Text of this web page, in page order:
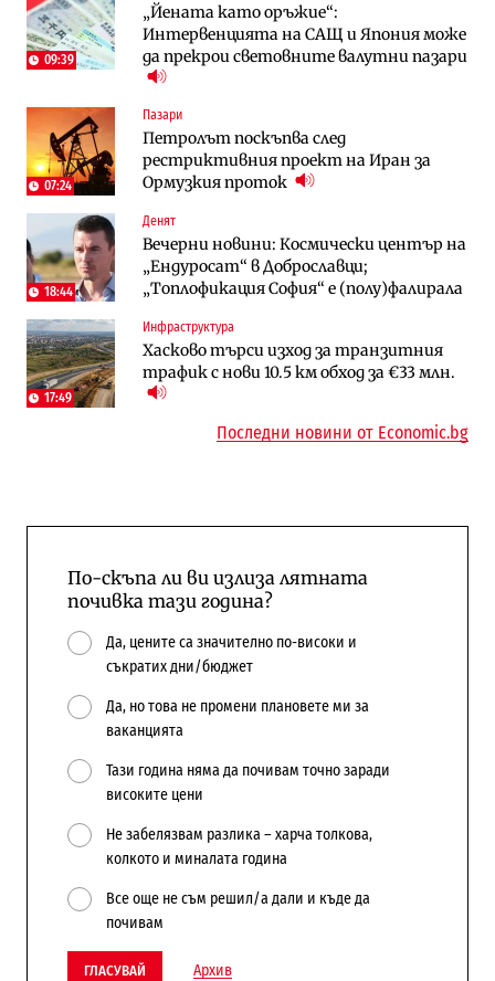
09:39
„Йената като оръжие“:
Интервенцията на САЩ и Япония може
да прекрои световните валутни пазари
07:24
Пазари
Петролът поскъпва след
рестриктивния проект на Иран за
Ормузкия проток
18:44
Денят
Вечерни новини: Космически център на
„Ендуросат“ в Доброславци;
„Топлофикация София“ e (полу)фалирала
17:49
Инфраструктура
Хасково търси изход за транзитния
трафик с нови 10.5 км обход за €33 млн.
Vivacom предлага над 150 устройства с
90% отстъпка през август
АЕЦ „Козлодуй“ ще работи само още
няколко седмици, ако сушата продължи
Трафикът толкова е намалял, че големи
медии обмислят да се откажат
напълно от Google
Общините вече зависят от
централната власт за 75% от
бюджетите си
Последни дни с обозначаване на цените
в лева: Какво предстои?
Столична община избра изпълнител за
преместването на трамвайното
трасе по бул. „Скобелев“
Жилищата в България поскъпват при
намаляващо население и все повече
сгради
А1 отново е лидер при технологичните
компании и системните интегратори
Последни новини от Economic.bg
По-скъпа ли ви излиза лятната
почивка тази година?
Да, цените са значително по-високи и
съкратих дни/бюджет
Да, но това не промени плановете ми за
ваканцията
Тази година няма да почивам точно заради
високите цени
Не забелязвам разлика – харча толкова,
колкото и миналата година
Все още не съм решил/а дали и къде да
почивам
ГЛАСУВАЙ Архив